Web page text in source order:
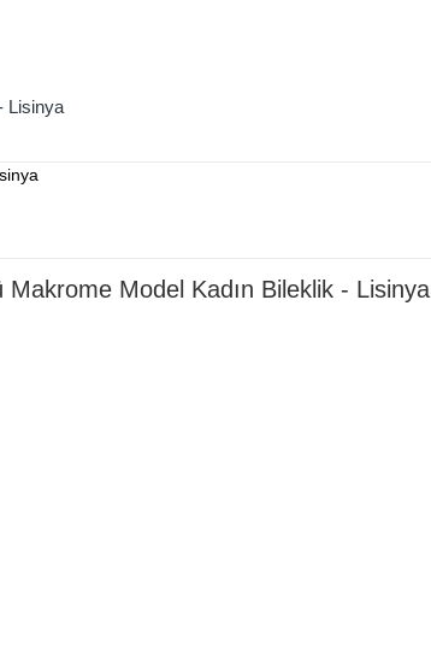
Lisinya
Model Kadın Bileklik - Lisinya